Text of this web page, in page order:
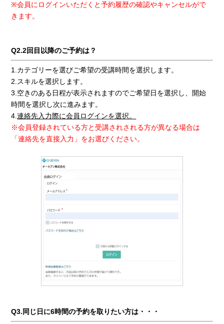
※会員にログインいただくと予約履歴の確認やキャンセルがで
きます。
Q2.2回目以降のご予約は？
1.カテゴリーを選びご希望の受講時間を選択します。
2.スキルを選択します。
3.空きのある日程が表示されますのでご希望日を選択し、開始
時間を選択し次に進みます。
4.連絡先入力際に会員ログインを選択。
※会員登録されている方と受講されされる方が異なる場合は
「連絡先を直接入力」をお選びください。
Q3.同じ日に6時間の予約を取りたい方は・・・